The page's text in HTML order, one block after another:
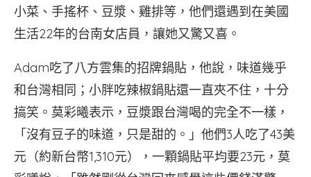
小菜、手搖杯、豆漿、雞排等，他們還遇到在美國
生活22年的台南女店員，讓她又驚又喜。
Adam吃了八方雲集的招牌鍋貼，他說，味道幾乎
和台灣相同；小胖吃辣椒鍋貼還一直夾不住，十分
搞笑。莫彩曦表示，豆漿跟台灣喝的完全不一樣，
「沒有豆子的味道，只是甜的。」他們3人吃了43美
元（約新台幣1,310元），一顆鍋貼平均要23元，莫